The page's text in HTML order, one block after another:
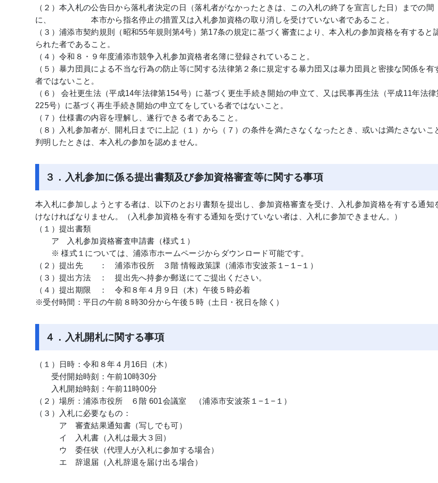
（２）本入札の公告日から落札者決定の日（落札者がなかったときは、この入札の終了を宣言した日）までの間
に、 本市から指名停止の措置又は入札参加資格の取り消しを受けていない者であること。
（３）浦添市契約規則（昭和55年規則第4号）第17条の規定に基づく審査により、本入札の参加資格を有すると
られた者であること。
（４）令和８・９年度浦添市競争入札参加資格者名簿に登録されていること。
（５）暴力団員による不当な行為の防止等に関する法律第２条に規定する暴力団又は暴力団員と密接な関係を有
者ではないこと。
（６） 会社更生法（平成14年法律第154号）に基づく更生手続き開始の申立て、又は民事再生法（平成11年法律
225号）に基づく再生手続き開始の申立てをしている者ではないこと。
（７）仕様書の内容を理解し、遂行できる者であること。
（８）入札参加者が、開札日までに上記（１）から（７）の条件を満たさなくなったとき、或いは満たさないこ
判明したときは、本入札の参加を認めません。
３．入札参加に係る提出書類及び参加資格審査等に関する事項
本入札に参加しようとする者は、以下のとおり書類を提出し、参加資格審査を受け、入札参加資格を有する通知
けなければなりません。（入札参加資格を有する通知を受けていない者は、入札に参加できません。）
（１）提出書類
ア 入札参加資格審査申請書（様式１）
※ 様式１については、浦添市ホームページからダウンロード可能です。
（２）提出先 ： 浦添市役所 ３階 情報政策課（浦添市安波茶１−１−１）
（３）提出方法 ： 提出先へ持参か郵送にてご提出ください。
（４）提出期限 ： 令和８年４月９日（木）午後５時必着
※受付時間：平日の午前８時30分から午後５時（土日・祝日を除く）
４．入札開札に関する事項
（１）日時：令和８年４月16日（木）
受付開始時刻：午前10時30分
入札開始時刻：午前11時00分
（２）場所：浦添市役所 ６階 601会議室 （浦添市安波茶１−１−１）
（３）入札に必要なもの：
ア 審査結果通知書（写しでも可）
イ 入札書（入札は最大３回）
ウ 委任状（代理人が入札に参加する場合）
エ 辞退届（入札辞退を届け出る場合）